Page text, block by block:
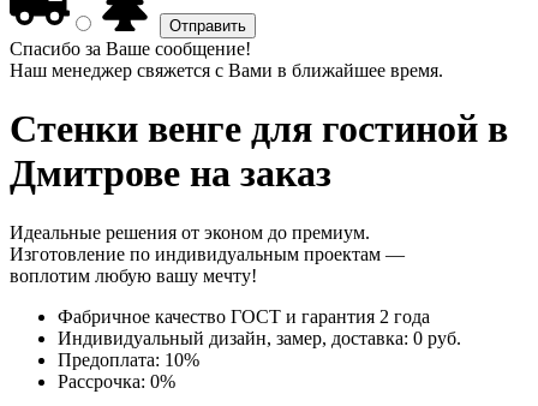
Спасибо за Ваше сообщение!
Наш менеджер свяжется с Вами в ближайшее время.
Стенки венге для гостиной в
Дмитрове на заказ
Идеальные решения от эконом до премиум.
Изготовление по индивидуальным проектам —
воплотим любую вашу мечту!
Фабричное качество ГОСТ и гарантия 2 года
Индивидуальный дизайн, замер, доставка: 0 руб.
Предоплата: 10%
Рассрочка: 0%